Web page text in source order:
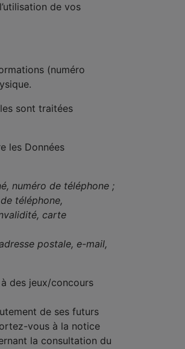
de vos
(numéro
sont traitées
les Données
numéro de téléphone ;
téléphone,
carte
postale, e-mail,
des jeux/concours
de ses futurs
vous à la notice
la consultation du